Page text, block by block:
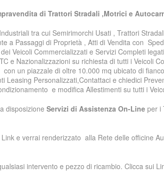
di Trattori Stradali ,Motrici e
tra cui Semirimorchi Usati , Trattori
a Passaggi di Proprietà , Atti di Vendita con
Veicoli Commercializzati e Servizi Completi
e Nazionalizzazioni su richiesta di tutti i Veicoli
un piazzale di oltre 10.000 mq ubicato di
Leasing Personalizzati,Contattaci e chiedici
e modifica Allestimenti su tutti i
disposizione Servizi di Assistenza On-Line per i
Link e verrai renderizzato alla Rete delle officine
intervento e pezzo di ricambio. Clicca sui